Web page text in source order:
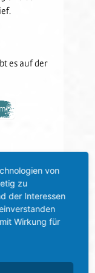
es auf der
sowie im
im
von
zu
der Interessen
Wirkung für